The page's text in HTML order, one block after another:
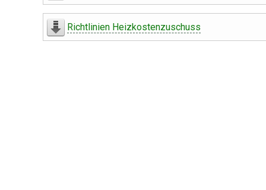
Richtlinien Heizkostenzuschuss